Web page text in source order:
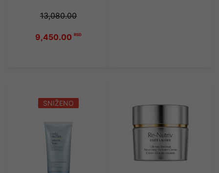
13,080.00
9,450.00 RSD
SNIŽENO